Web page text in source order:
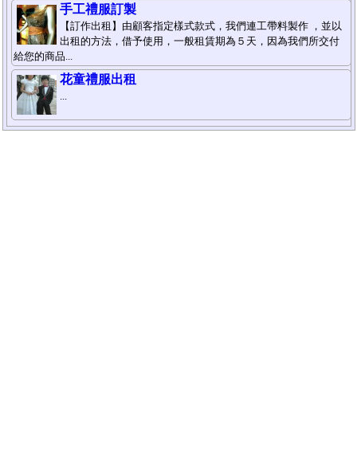
手工禮服訂製
【訂作出租】由顧客指定樣式款式，我們連工帶料製作 ，並以
出租的方法，借予使用，一般租賃期為５天，因為我們所交付
給您的商品...
花童禮服出租
...